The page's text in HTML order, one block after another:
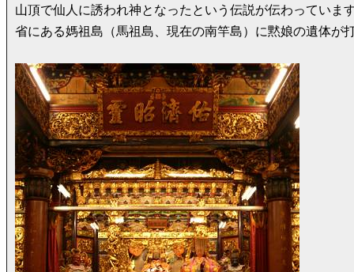
山頂で仙人に誘われ神となったという伝説が伝わっていま
省にある媽祖島（馬祖島、現在の南竿島）に黙娘の遺体が